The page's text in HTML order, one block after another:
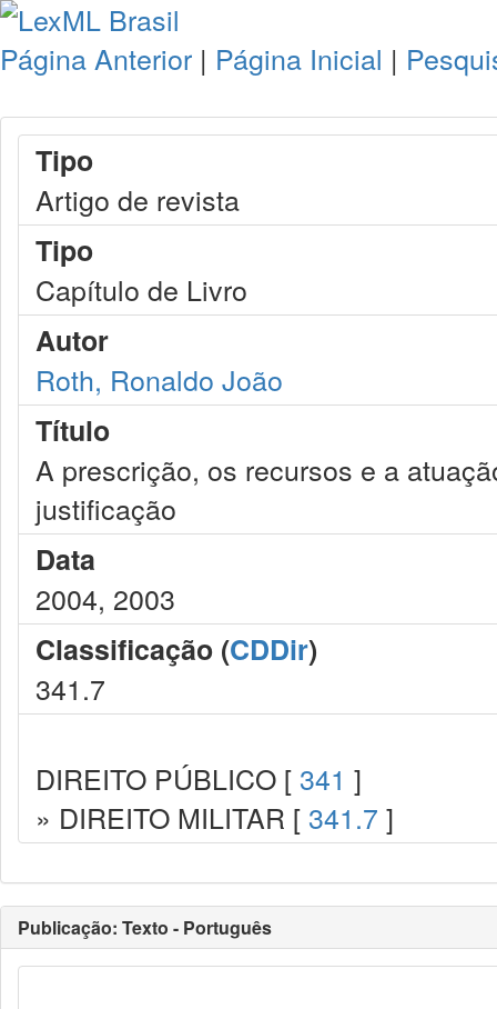
Página Anterior | Página Inicial |
Tipo
Artigo de revista
Tipo
Capítulo de Livro
Autor
Roth, Ronaldo João
Título
A prescrição, os recursos e a
justificação
Data
2004, 2003
Classificação (CDDir)
341.7
DIREITO PÚBLICO [ 341 ]
» DIREITO MILITAR [ 341.7 ]
Publicação: Texto - Português